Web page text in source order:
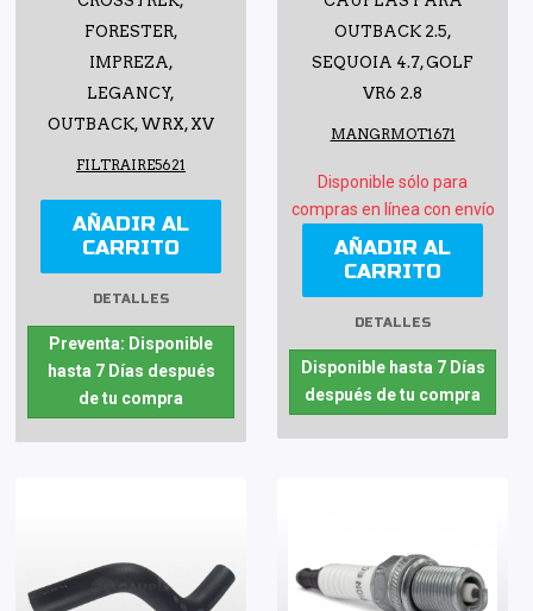
FORESTER,
IMPREZA,
LEGANCY,
OUTBACK, WRX, XV
FILTRAIRE5621
AÑADIR AL
CARRITO
DETALLES
Preventa: Disponible
hasta 7 Días después
de tu compra
OUTBACK 2.5,
SEQUOIA 4.7, GOLF
VR6 2.8
MANGRMOT1671
Disponible sólo para
compras en línea con envío
AÑADIR AL
CARRITO
DETALLES
Disponible hasta 7 Días
después de tu compra